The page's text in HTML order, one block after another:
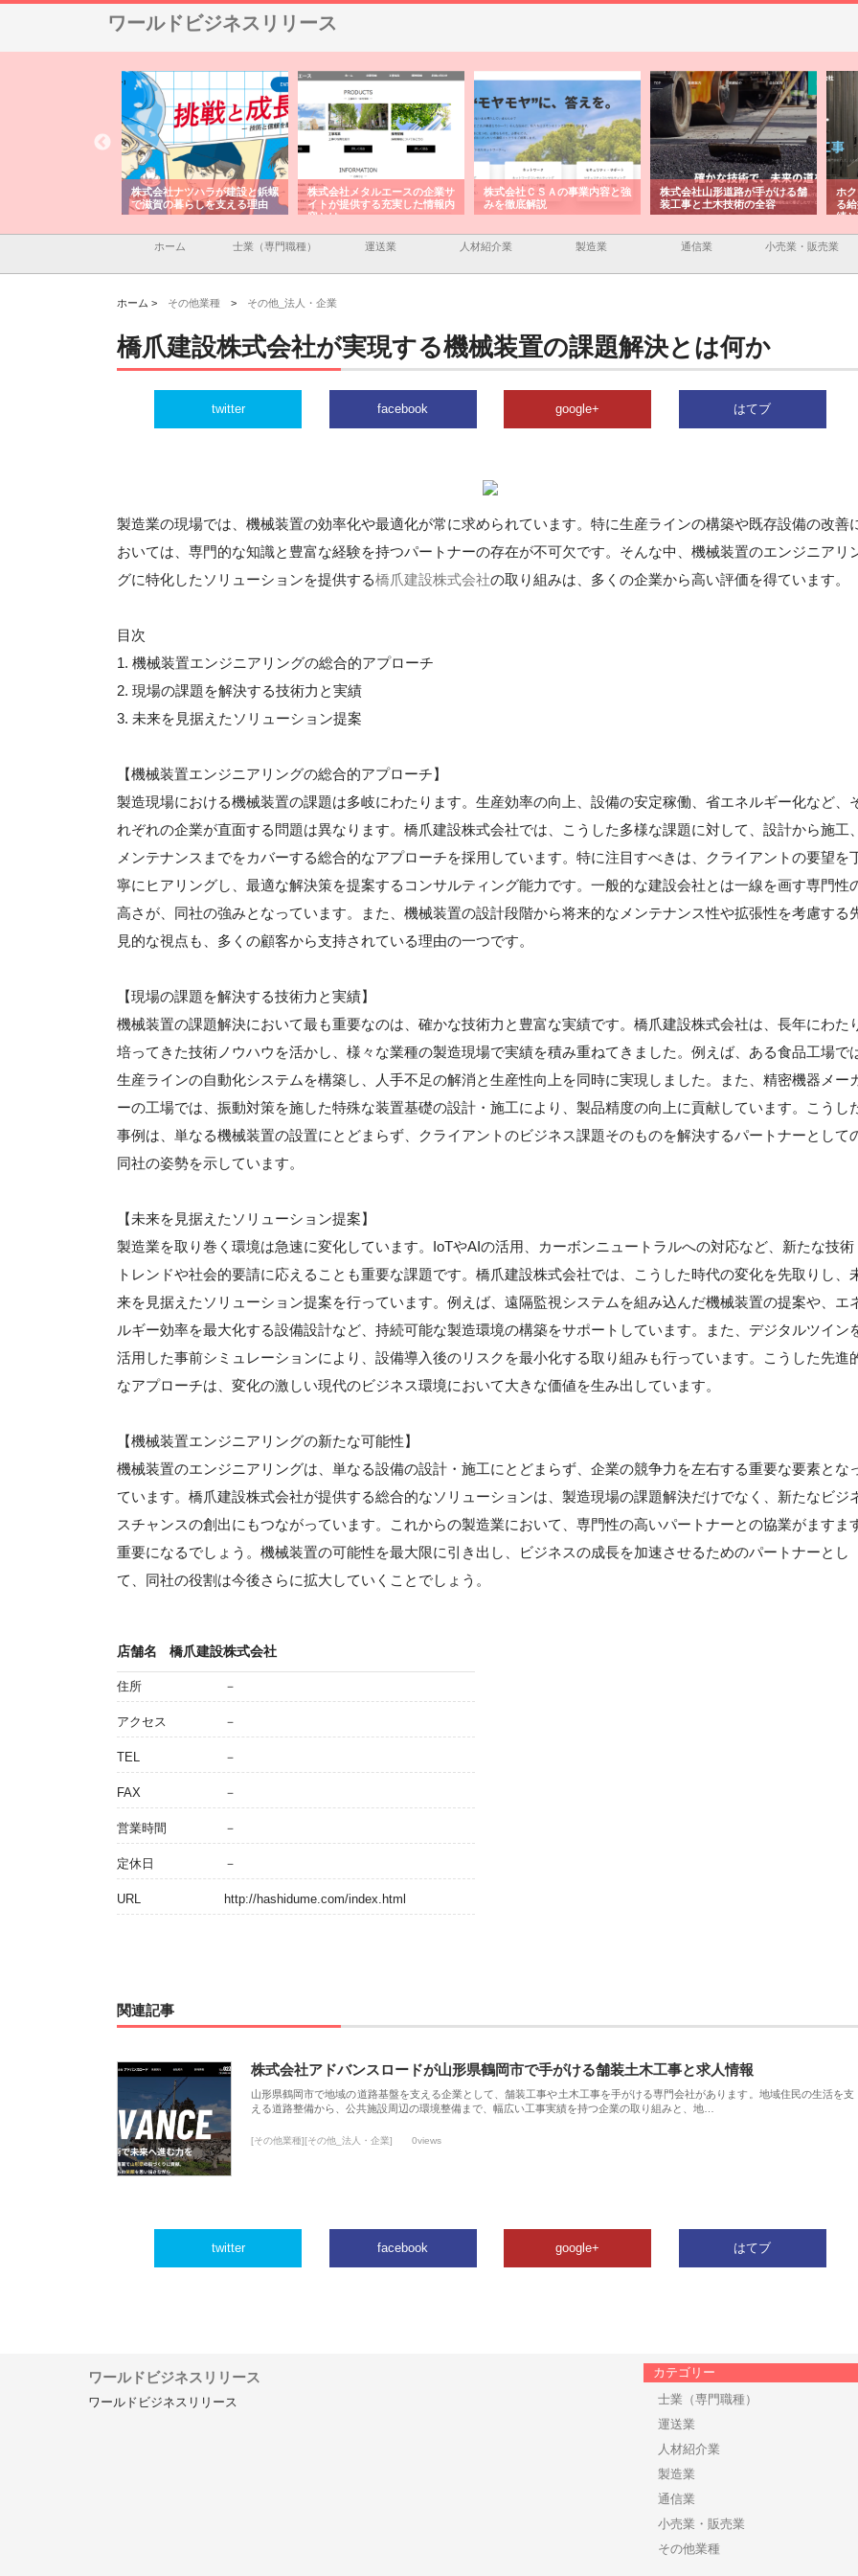
ワールドビジネスリリース
株式会社ナツハラが建設と鋲螺
で滋賀の暮らしを支える理由
株式会社メタルエースの企業サ
イトが提供する充実した情報内
容とは
株式会社ＣＳＡの事業内容と強
みを徹底解説
株式会社山形道路が手がける舗
装工事と土木技術の全容
ホクシン設備
る給排水空調
績と強み
ホーム 士業（専門職種） 運送業 人材紹介業 製造業 通信業 小売業・販売業
ホーム > その他業種 > その他_法人・企業
橋爪建設株式会社が実現する機械装置の課題解決とは何か
twitter facebook google+ はてブ
製造業の現場では、機械装置の効率化や最適化が常に求められています。特に生産ラインの構築や既存設備の改善
おいては、専門的な知識と豊富な経験を持つパートナーの存在が不可欠です。そんな中、機械装置のエンジニアリ
グに特化したソリューションを提供する橋爪建設株式会社の取り組みは、多くの企業から高い評価を得ています。
目次
1. 機械装置エンジニアリングの総合的アプローチ
2. 現場の課題を解決する技術力と実績
3. 未来を見据えたソリューション提案
【機械装置エンジニアリングの総合的アプローチ】
製造現場における機械装置の課題は多岐にわたります。生産効率の向上、設備の安定稼働、省エネルギー化など、
れぞれの企業が直面する問題は異なります。橋爪建設株式会社では、こうした多様な課題に対して、設計から施工、
メンテナンスまでをカバーする総合的なアプローチを採用しています。特に注目すべきは、クライアントの要望を
寧にヒアリングし、最適な解決策を提案するコンサルティング能力です。一般的な建設会社とは一線を画す専門性
高さが、同社の強みとなっています。また、機械装置の設計段階から将来的なメンテナンス性や拡張性を考慮する
見的な視点も、多くの顧客から支持されている理由の一つです。
【現場の課題を解決する技術力と実績】
機械装置の課題解決において最も重要なのは、確かな技術力と豊富な実績です。橋爪建設株式会社は、長年にわた
培ってきた技術ノウハウを活かし、様々な業種の製造現場で実績を積み重ねてきました。例えば、ある食品工場で
生産ラインの自動化システムを構築し、人手不足の解消と生産性向上を同時に実現しました。また、精密機器メー
ーの工場では、振動対策を施した特殊な装置基礎の設計・施工により、製品精度の向上に貢献しています。こうし
事例は、単なる機械装置の設置にとどまらず、クライアントのビジネス課題そのものを解決するパートナーとして
同社の姿勢を示しています。
【未来を見据えたソリューション提案】
製造業を取り巻く環境は急速に変化しています。IoTやAIの活用、カーボンニュートラルへの対応など、新たな技術
トレンドや社会的要請に応えることも重要な課題です。橋爪建設株式会社では、こうした時代の変化を先取りし、
来を見据えたソリューション提案を行っています。例えば、遠隔監視システムを組み込んだ機械装置の提案や、エ
ルギー効率を最大化する設備設計など、持続可能な製造環境の構築をサポートしています。また、デジタルツイン
活用した事前シミュレーションにより、設備導入後のリスクを最小化する取り組みも行っています。こうした先進
なアプローチは、変化の激しい現代のビジネス環境において大きな価値を生み出しています。
【機械装置エンジニアリングの新たな可能性】
機械装置のエンジニアリングは、単なる設備の設計・施工にとどまらず、企業の競争力を左右する重要な要素とな
ています。橋爪建設株式会社が提供する総合的なソリューションは、製造現場の課題解決だけでなく、新たなビジ
スチャンスの創出にもつながっています。これからの製造業において、専門性の高いパートナーとの協業がますま
重要になるでしょう。機械装置の可能性を最大限に引き出し、ビジネスの成長を加速させるためのパートナーとし
て、同社の役割は今後さらに拡大していくことでしょう。
店舗名 橋爪建設株式会社
住所 －
アクセス －
TEL －
FAX －
営業時間 －
定休日 －
URL http://hashidume.com/index.html
関連記事
株式会社アドバンスロードが山形県鶴岡市で手がける舗装土木工事と求人情報
山形県鶴岡市で地域の道路基盤を支える企業として、舗装工事や土木工事を手がける専門会社があります。地域住民の生活を支
える道路整備から、公共施設周辺の環境整備まで、幅広い工事実績を持つ企業の取り組みと、地…
[その他業種][その他_法人・企業] 0views
twitter facebook google+ はてブ
ワールドビジネスリリース
ワールドビジネスリリース
カテゴリー
士業（専門職種）
運送業
人材紹介業
製造業
通信業
小売業・販売業
その他業種